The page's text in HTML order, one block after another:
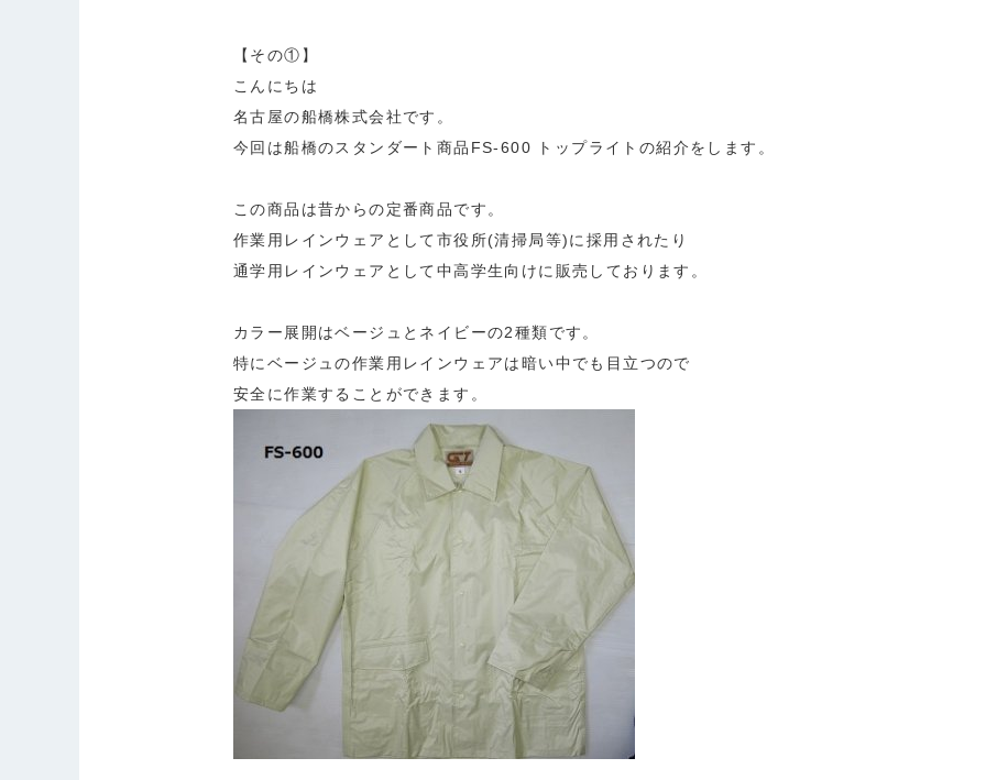
【その①】
こんにちは
名古屋の船橋株式会社です。
今回は船橋のスタンダート商品FS-600 トップライトの紹介をします。
この商品は昔からの定番商品です。
作業用レインウェアとして市役所(清掃局等)に採用されたり
通学用レインウェアとして中高学生向けに販売しております。
カラー展開はベージュとネイビーの2種類です。
特にベージュの作業用レインウェアは暗い中でも目立つので
安全に作業することができます。